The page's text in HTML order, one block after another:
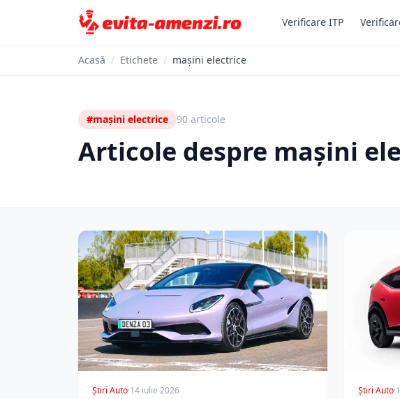
Verificare ITP
Acasă / Etichete / mașini electrice
#mașini electrice 90 articole
Articole despre mașini
Știri Auto·14 iulie 2026 Știri Auto·